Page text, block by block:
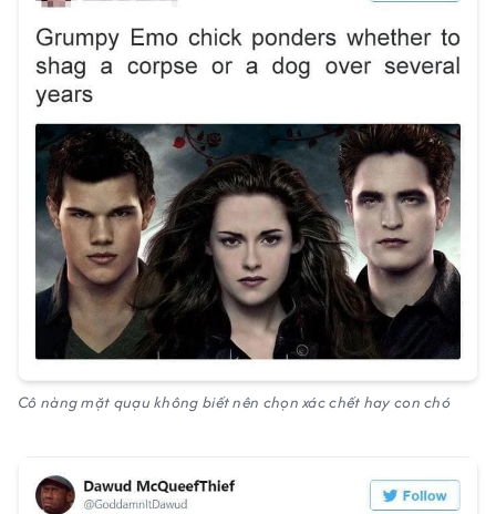
Cô nàng mặt quạu không biết nên chọn xác chết hay con chó